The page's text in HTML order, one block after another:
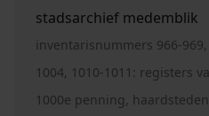
stadsarchief medemblik
inventarisnummers 966-
1004, 1010-1011: registers
1000e penning,